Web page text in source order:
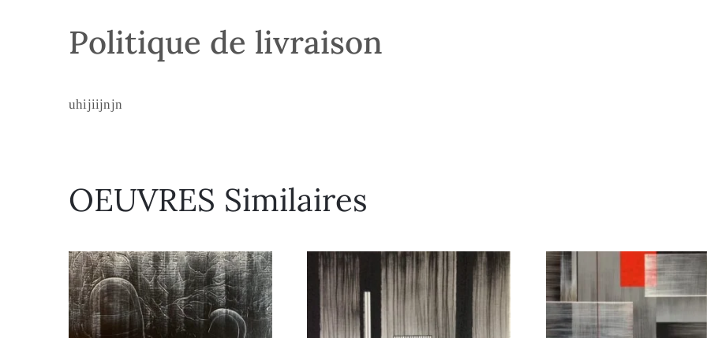
Politique de livraison
uhijiijnjn
OEUVRES Similaires